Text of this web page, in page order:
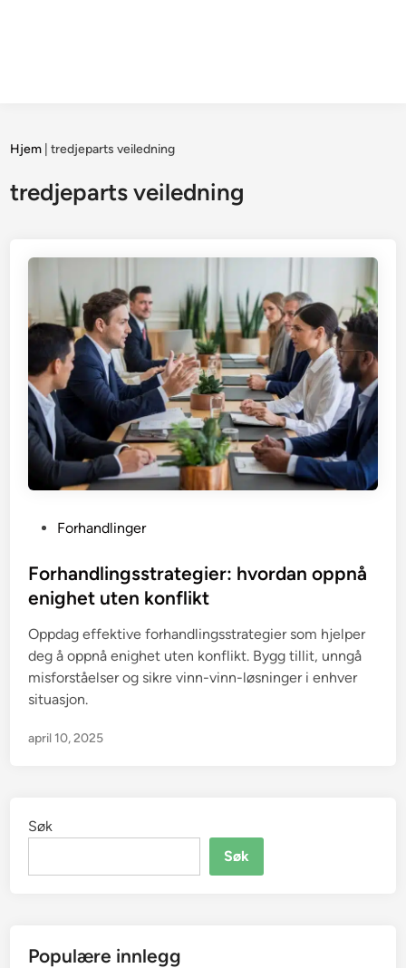
Hjem |tredjeparts veiledning
tredjeparts veiledning
s
t
d
i
n
Forhandlinger
Forhandlingsstrategier: hvordan oppnå
enighet uten konflikt
Oppdag effektive forhandlingsstrategier som hjelper
deg å oppnå enighet uten konflikt. Bygg tillit, unngå
misforståelser og sikre vinn-vinn-løsninger i enhver
situasjon.
april 10, 2025
Søk
Søk
Populære innlegg